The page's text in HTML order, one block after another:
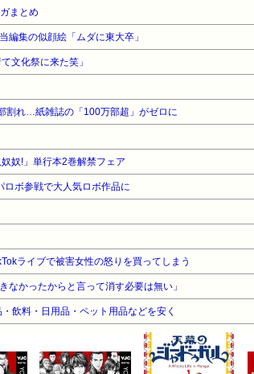
まとめ
編集の似顔絵「ムダに東大卒」
文化祭に来た笑」
割れ…紙雑誌の「100万部超」がゼロに
奴!」単行本2巻解禁フェア
ロボ参戦で大人気ロボ作品に
ライブで被害女性の怒りを買ってしまう
なかったからと言って消す必要は無い」
飲料・日用品・ペット用品などを安く